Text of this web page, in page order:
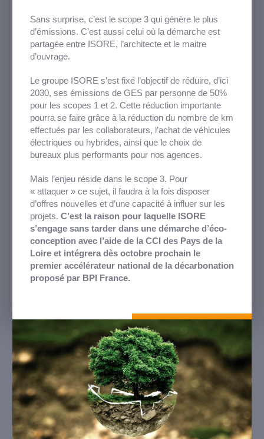
Sans surprise, c’est le scope 3 qui génère le plus
d’émissions. C’est aussi celui où la démarche est
partagée entre ISORE, l’architecte et le maitre
d’ouvrage.
Le groupe ISORE s’est fixé l’objectif de réduire, d’ici
2030, ses émissions de GES par personne de 50%
pour les scopes 1 et 2. Cette réduction importante
pourra se faire grâce à la réduction du nombre de km
effectués par les collaborateurs, l’achat de véhicules
électriques ou hybrides, ainsi que le choix de
bureaux plus performants pour nos agences.
Mais l’enjeu réside dans le scope 3. Pour
« attaquer » ce sujet, il faudra à la fois disposer
d’offres nouvelles et d’une capacité à influer sur les
projets. C’est la raison pour laquelle ISORE
s’engage sans tarder dans une démarche d’éco-
conception avec l’aide de la CCI des Pays de la
Loire et intégrera dès octobre prochain le
premier accélérateur national de la décarbonation
proposé par BPI France.